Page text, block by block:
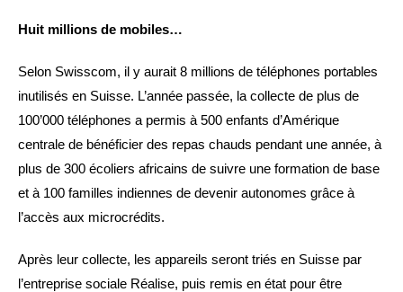
Huit millions de mobiles…
Selon Swisscom, il y aurait 8 millions de téléphones portables
inutilisés en Suisse. L’année passée, la collecte de plus de
100’000 téléphones a permis à 500 enfants d’Amérique
centrale de bénéficier des repas chauds pendant une année, à
plus de 300 écoliers africains de suivre une formation de base
et à 100 familles indiennes de devenir autonomes grâce à
l’accès aux microcrédits.
Après leur collecte, les appareils seront triés en Suisse par
l’entreprise sociale Réalise, puis remis en état pour être